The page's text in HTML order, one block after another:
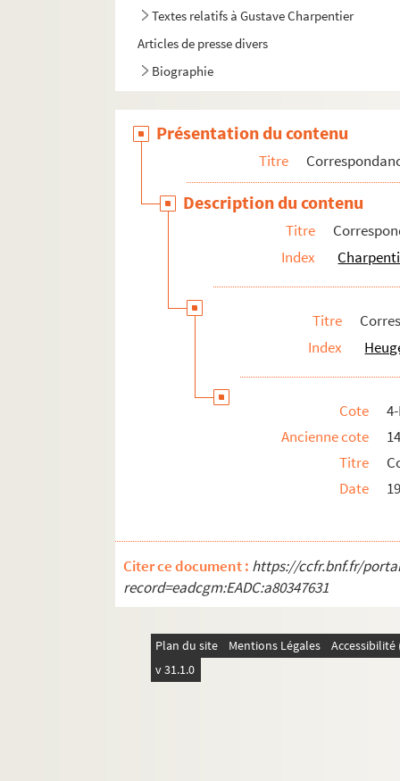
Textes relatifs à Gustave Charpentier
Articles de presse divers
Biographie
Présentation du contenu
Titre
Description du contenu
Titre
Index
Titre
Index
Cote
Ancienne cote
Titre
Date
Citer ce document : https://ccfr.bnf.fr/
record=eadcgm:EADC:a80347631
Plan du site Mentions Légales
v 31.1.0